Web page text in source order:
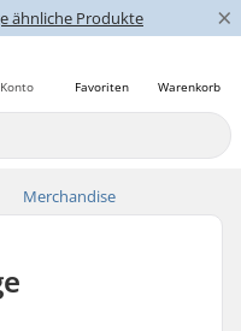
ähnliche Produkte ×
Warenkorb
Favoriten
Konto
Merchandise